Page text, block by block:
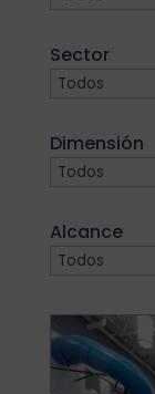
Sector
Dimensión
Alcance